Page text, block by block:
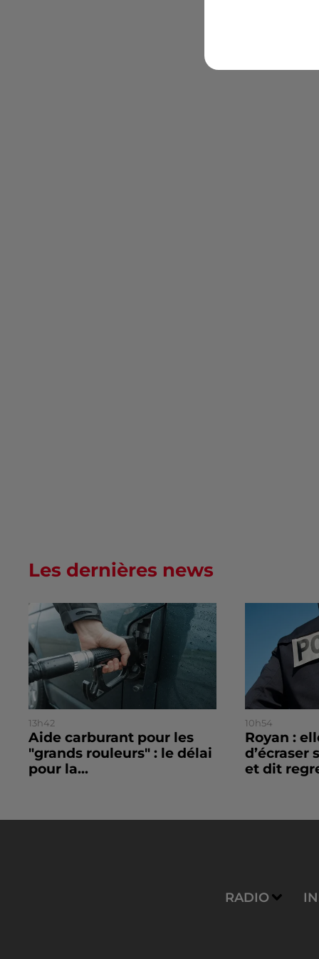
Les dernières news
13h42
Aide carburant pour les
"grands rouleurs" : le délai
pour la...
10h54
Royan :
d’écraser
et dit
RADIO